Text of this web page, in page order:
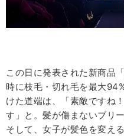
この日に発表された新商品
時に枝毛・切れ毛を最大
けた道端は、「素敵ですね
す」と。髪が傷まないブリ
そして、女子が髪色を変え